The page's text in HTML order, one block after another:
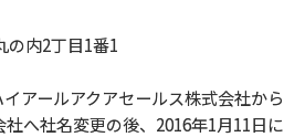
の内2丁目1番1
イアールアクアセールス株式会社から
へ社名変更の後、2016年1月11日に